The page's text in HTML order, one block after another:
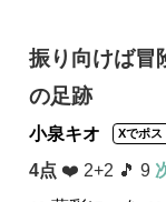
振り向けば冒
の足跡
小泉キオ Xでポス
4点 ❤️ 2+2 🎵 9